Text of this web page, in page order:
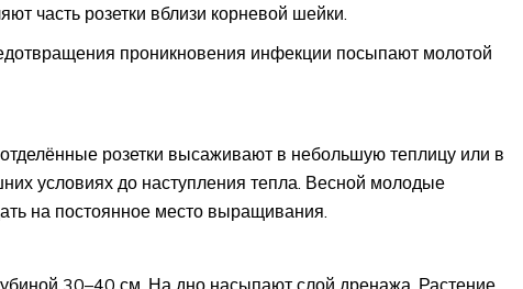
часть розетки вблизи корневой шейки.
проникновения инфекции посыпают молотой
розетки высаживают в небольшую теплицу или в
условиях до наступления тепла. Весной молодые
на постоянное место выращивания.